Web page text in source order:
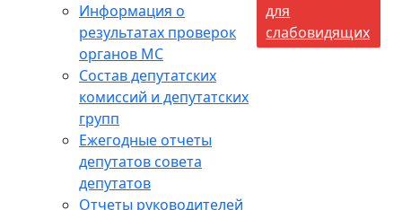
Информация о
результатах проверок
органов МС
Состав депутатских
комиссий и депутатских
групп
Ежегодные отчеты
депутатов совета
депутатов
Отчеты руководителей
для
слабовидящих